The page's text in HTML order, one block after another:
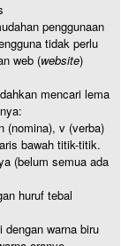
penggunaan
tidak perlu
web (website)
mencari lema
(nomina), v (verba)
bawah titik-titik.
(belum semua ada
huruf tebal
dengan warna biru